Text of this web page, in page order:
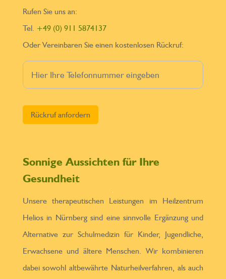
Rufen Sie uns an:
Tel. +49 (0) 911 5874137
Oder Vereinbaren Sie einen kostenlosen Rückruf:
Sonnige Aussichten für Ihre
Gesundheit
Unsere therapeutischen Leistungen im Heilzentrum
Helios in Nürnberg sind eine sinnvolle Ergänzung und
Alternative zur Schulmedizin für Kinder, Jugendliche,
Erwachsene und ältere Menschen. Wir kombinieren
dabei sowohl altbewährte Naturheilverfahren, als auch